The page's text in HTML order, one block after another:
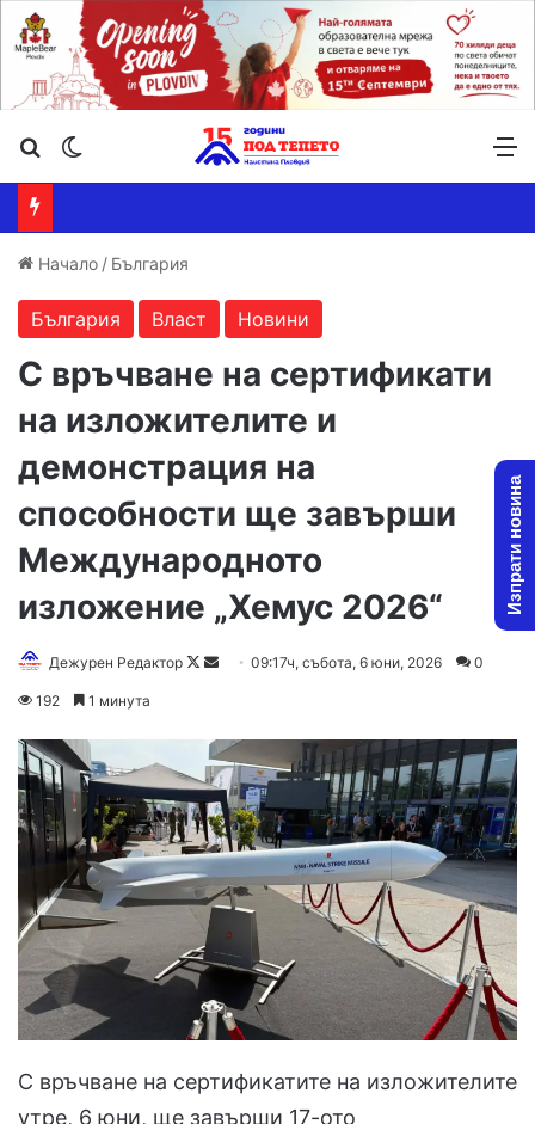
Търсене ...
Начало / България
България Власт Новини
С връчване на сертификати
на изложителите и
демонстрация на
способности ще завърши
Международното
изложение „Хемус 2026“
Дежурен Редактор
Follow
Send09:17ч, събота, 6 юни, 2026 0
192 1 минута
С връчване на сертификатите на изложителите
утре, 6 юни, ще завърши 17-ото
Изпрати новина